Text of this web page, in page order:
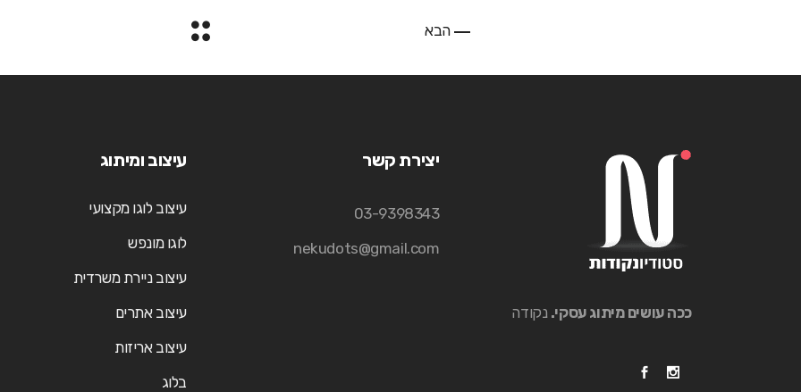
הבא
ככה עושים מיתוג עסקי. נקודה
יצירת קשר
03-9398343
nekudots@gmail.com
עיצוב ומיתוג
עיצוב לוגו מקצועי
לוגו מונפש
עיצוב ניירת משרדית
עיצוב אתרים
עיצוב אריזות
בלוג